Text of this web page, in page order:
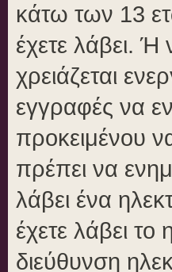
κάτω των 13
έχετε λάβει. Ή
χρειάζεται
εγγραφές να
προκειμένου
πρέπει να
λάβει ένα
έχετε λάβει
διεύθυνση